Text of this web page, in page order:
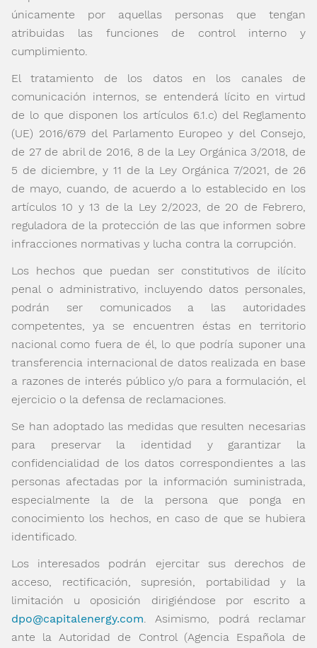
únicamente por aquellas personas que tengan
atribuidas las funciones de control interno y
cumplimiento.
El tratamiento de los datos en los canales de
comunicación internos, se entenderá lícito en virtud
de lo que disponen los artículos 6.1.c) del Reglamento
(UE) 2016/679 del Parlamento Europeo y del Consejo,
de 27 de abril de 2016, 8 de la Ley Orgánica 3/2018, de
5 de diciembre, y 11 de la Ley Orgánica 7/2021, de 26
de mayo, cuando, de acuerdo a lo establecido en los
artículos 10 y 13 de la Ley 2/2023, de 20 de Febrero,
reguladora de la protección de las que informen sobre
infracciones normativas y lucha contra la corrupción.
Los hechos que puedan ser constitutivos de ilícito
penal o administrativo, incluyendo datos personales,
podrán ser comunicados a las autoridades
competentes, ya se encuentren éstas en territorio
nacional como fuera de él, lo que podría suponer una
transferencia internacional de datos realizada en base
a razones de interés público y/o para a formulación, el
ejercicio o la defensa de reclamaciones.
Se han adoptado las medidas que resulten necesarias
para preservar la identidad y garantizar la
confidencialidad de los datos correspondientes a las
personas afectadas por la información suministrada,
especialmente la de la persona que ponga en
conocimiento los hechos, en caso de que se hubiera
identificado.
Los interesados podrán ejercitar sus derechos de
acceso, rectificación, supresión, portabilidad y la
limitación u oposición dirigiéndose por escrito a
dpo@capitalenergy.com. Asimismo, podrá reclamar
ante la Autoridad de Control (Agencia Española de